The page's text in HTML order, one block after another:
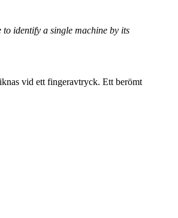
identify a single machine by its
vid ett fingeravtryck. Ett berömt